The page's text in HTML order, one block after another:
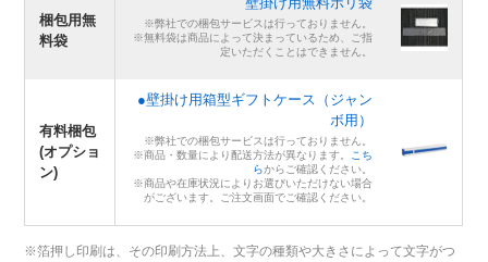
梱包用無
料袋
※弊社での梱包サービスは行っておりません。
※無料袋は商品によって決まっているため、ご指
定いただくことはできません。
有料梱包
(オプショ
ン)
●壁掛け用箱型ギフトケース（ジャン
ボ用）
※弊社での梱包サービスは行っておりません。
※商品・数量により配送方法が異なります。 こち
らからご確認ください。
※商品や在庫状況によりお選びいただけない場合
がございます。ご注文画面でご確認ください。
※箔押し印刷は、その印刷方法上、文字の種類や大きさによって文字がつ